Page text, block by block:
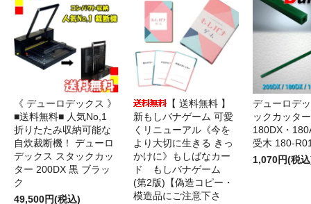
《 デューロデックス 》
■送料無料■ 人気No,1
折りたたみ収納可能な
自炊裁断機！ デューロ
デックス スタックカッ
ター 200DX 黒 ブラッ
ク
49,500円(税込)
【 送料無料 】
新もしバナゲーム 可愛
くリニューアル《今を
より大切に生きる きっ
かけに》もしばなカー
ド もしバナゲーム
(第2版)【偽造コピー・
模造品にご注意下さ
デューロデ
ックカッタ
180DX・
受木 180-
1,070円(税